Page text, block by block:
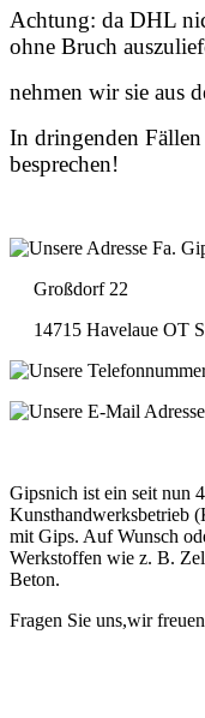
Achtung: da DHL
ohne Bruch
nehmen wir sie aus
In dringenden
besprechen!
Fa.
Großdorf 22
14715 Havelaue OT
Gipsnich ist ein seit nun
Kunsthandwerksbetrieb
mit Gips. Auf Wunsch
Werkstoffen wie z. B.
Beton.
Fragen Sie uns,wir